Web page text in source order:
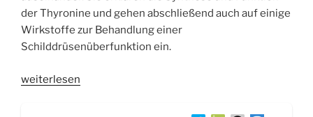
der Thyronine und gehen abschließend auch auf einige
Wirkstoffe zur Behandlung einer
Schilddrüsenüberfunktion ein.
„WSR071
weiterlesen